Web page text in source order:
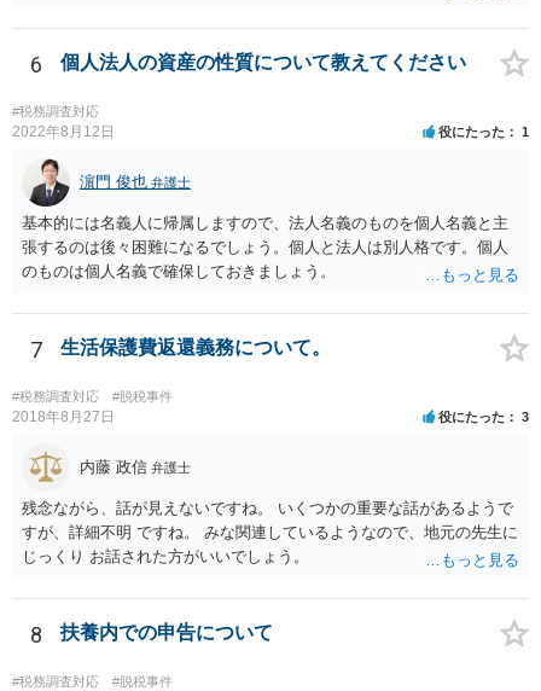
6 個人法人の資産の性質について教えてください
#税務調査対応
2022年8月12日 役にたった 1
濵門 俊也 弁護士
基本的には名義人に帰属しますので、法人名義のものを個人名義と主
張するのは後々困難になるでしょう。個人と法人は別人格です。個人
のものは個人名義で確保しておきましょう。
7 生活保護費返還義務について。
#税務調査対応 #脱税事件
2018年8月27日 役にたった 3
内藤 政信 弁護士
残念ながら、話が見えないですね。 いくつかの重要な話があるようで
すが、詳細不明 ですね。 みな関連しているようなので、地元の先生に
じっくり お話された方がいいでしょう。
8 扶養内での申告について
#税務調査対応 #脱税事件